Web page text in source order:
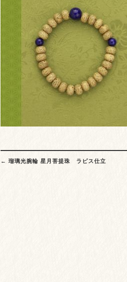
navigation
← 瑠璃光腕輪 星月菩提珠 ラピス仕立